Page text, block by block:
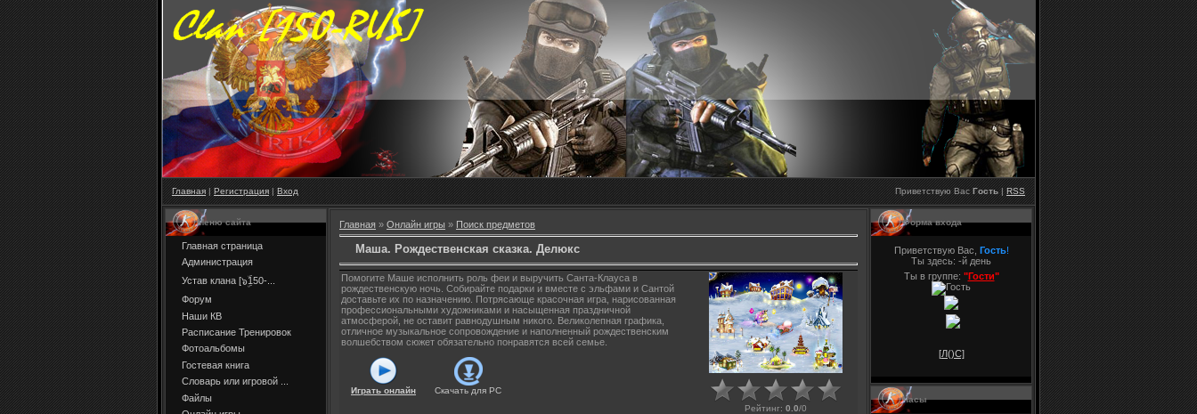
Главная| Регистрация| Вход Приветствую Вас Гость| RSS
Меню сайта
Главная страница
Администрация
Устав клана [๖ۣۜ150-...
Форум
Наши КВ
Расписание Тренировок
Фотоальбомы
Гостевая книга
Словарь или игровой ...
Файлы
Главная » Онлайн игры » Поиск предметов
Маша. Рождественская сказка. Делюкс
Помогите Маше исполнить роль феи и выручить Санта-Клауса в
рождественскую ночь. Собирайте подарки и вместе с эльфами и Сантой
доставьте их по назначению. Потрясающе красочная игра, нарисованная
профессиональными художниками и насыщенная праздничной
атмосферой, не оставит равнодушным никого. Великолепная графика,
отличное музыкальное сопровождение и наполненный рождественским
волшебством сюжет обязательно понравятся всей семье.
Играть онлайн Скачать для PC
Рейтинг: 0.0/0
Форма входа
Приветствую Вас, Гость!
Ты здесь: -й день
Ты в группе: "Гости"
[Л()С]
Часы